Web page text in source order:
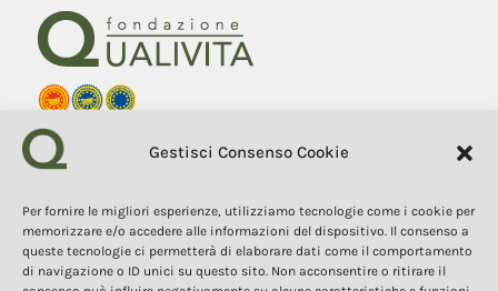
Gestisci Consenso Cookie
Per fornire le migliori esperienze, utilizziamo tecnologie come i cookie per
memorizzare e/o accedere alle informazioni del dispositivo. Il consenso a
queste tecnologie ci permetterà di elaborare dati come il comportamento
di navigazione o ID unici su questo sito. Non acconsentire o ritirare il
Fondazione Qualivita
Sede Via Fontebranda 69
COPYRIGHT 2025
I contenuti, i testi e le immagini di questo sito web sono di
proprietà della Fondazione Qualivita e sono protetti dal diritto